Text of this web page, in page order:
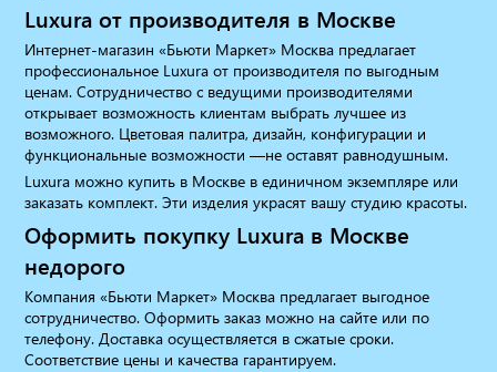
Luxura от производителя в Москве
Интернет-магазин «Бьюти Маркет» Москва предлагает
профессиональное Luxura от производителя по выгодным
ценам. Сотрудничество с ведущими производителями
открывает возможность клиентам выбрать лучшее из
возможного. Цветовая палитра, дизайн, конфигурации и
функциональные возможности —не оставят равнодушным.
Luxura можно купить в Москве в единичном экземпляре или
заказать комплект. Эти изделия украсят вашу студию красоты.
Оформить покупку Luxura в Москве
недорого
Компания «Бьюти Маркет» Москва предлагает выгодное
сотрудничество. Оформить заказ можно на сайте или по
телефону. Доставка осуществляется в сжатые сроки.
Соответствие цены и качества гарантируем.